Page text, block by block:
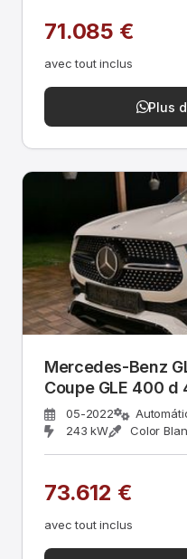
71.085 €
avec tout inclus
Plus
Mercedes-Benz
Coupe GLE 400 d
05-2022
243 kW
Color
73.612 €
avec tout inclus